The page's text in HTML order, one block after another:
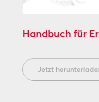
Handbuch für
Jetzt